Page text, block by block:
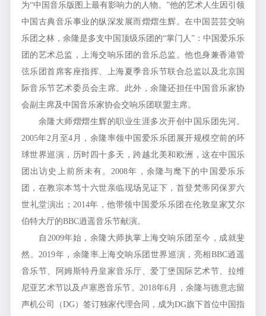
为“中国音乐版图上最有影响力的人物。”他的艺术人生因引领
中国古典音乐事业的纵深发展而熠熠生辉。在中国芸芸交响
乐团之林，余隆是多支中国顶级乐团的“掌门人”：中国爱乐乐
团的艺术总监，上海交响乐团的音乐总监。他也身兼香港管
弦乐团首席客座指挥、上海夏季音乐节联合总监以及北京国
际音乐节艺术委员会主席。此外，余隆还担任中国音乐家协
会副主席及中国音乐家协会交响乐团联盟主席。
余隆大师熠熠生辉的职业生涯多次开创中国乐团先河。
2005年2月至4月，余隆率领中国爱乐乐团展开规模空前的环
球世界巡演，历时四十多天，跨越北美和欧洲，这在中国乐
团出访史上前所未有。2008年，余隆与麾下的中国爱乐乐
团，在教宗本笃十六世亲临现场见证下，首登梵蒂冈保罗六
世礼堂演出；2014年，他带领中国爱乐乐团在伦敦皇家艾尔
伯特大厅的BBC逍遥音乐节献演。
自2009年始，余隆大师执掌上海交响乐团至今，成就斐
然。2019年，余隆率上海交响乐团世界巡演，亮相BBC逍遥
音乐节、阿姆斯特丹皇家音乐厅、爱丁堡国际艺术节、拉维
尼亚艺术节以及卢塞恩音乐节。2018年6月，余隆与德意志留
声机公司（DG）签订独家代理合同，成为DG旗下首位中国指